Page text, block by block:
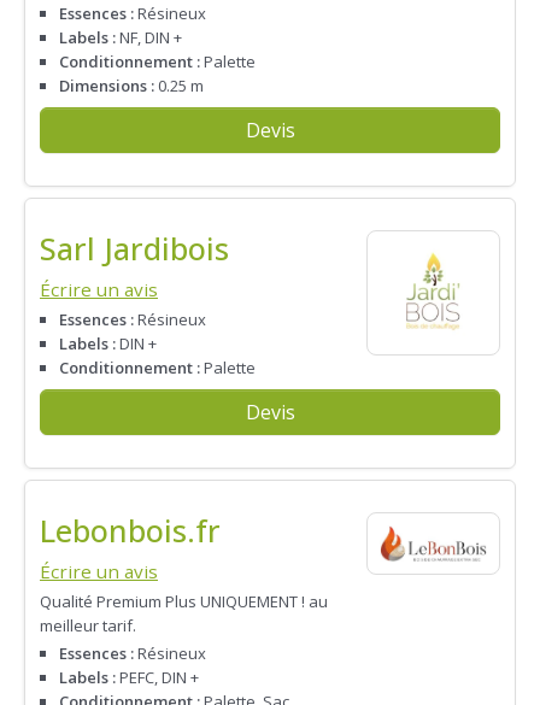
Essences :Résineux
Labels :NF, DIN +
Conditionnement :Palette
Dimensions : 0.25 m
Devis
Sarl Jardibois
Écrire un avis
Essences :Résineux
Labels :DIN +
Conditionnement :Palette
Devis
Lebonbois.fr
Écrire un avis
Qualité Premium Plus UNIQUEMENT ! au
meilleur tarif.
Essences :Résineux
Labels :PEFC, DIN +